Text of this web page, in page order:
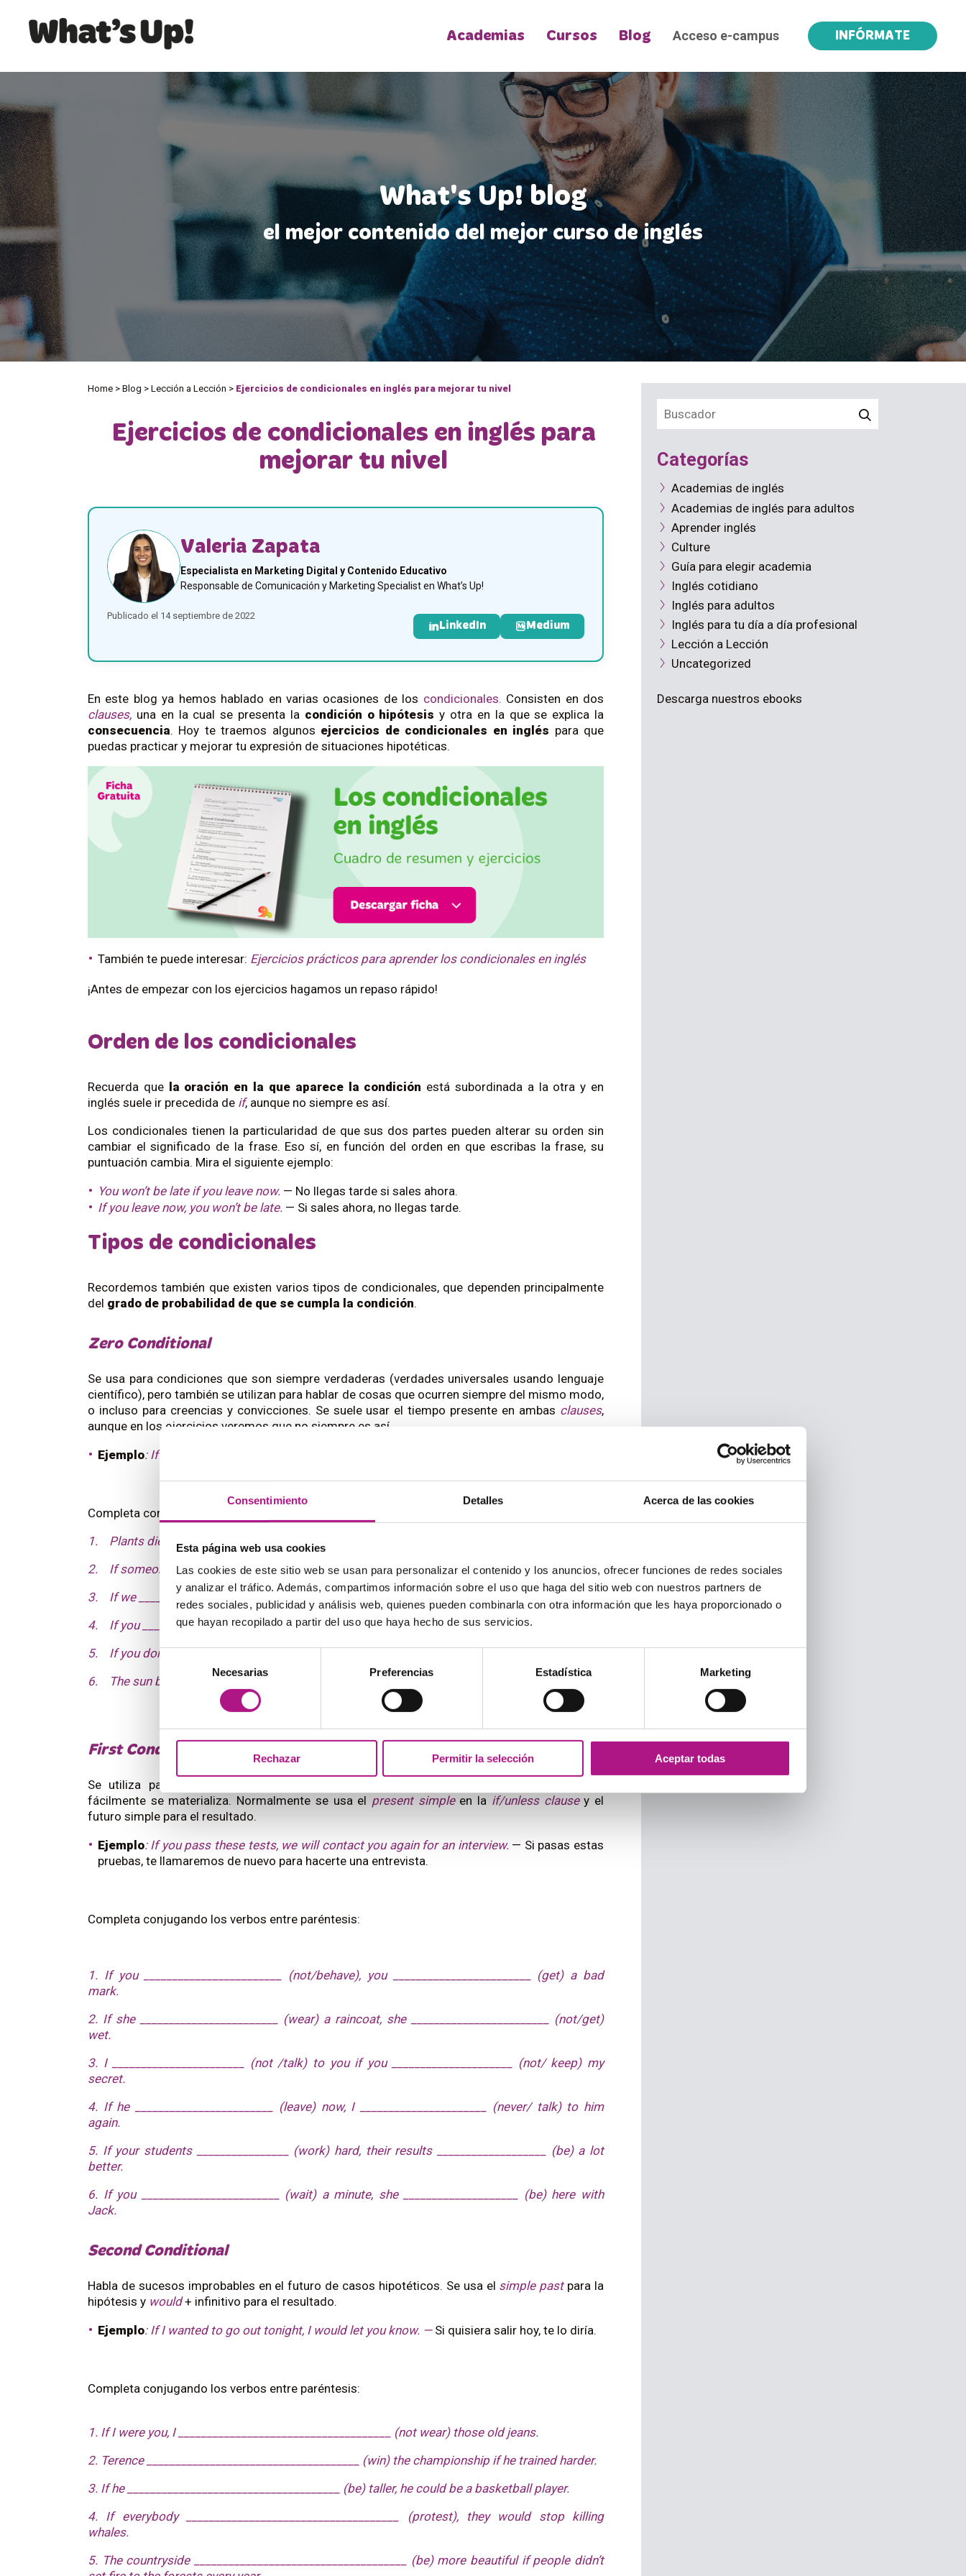
Consentimiento Detalles Acerca de las cookies
Esta página web usa cookies
Las cookies de este sitio web se usan para personalizar el contenido y los anuncios, ofrecer funciones de redes sociales
y analizar el tráfico. Además, compartimos información sobre el uso que haga del sitio web con nuestros partners de
redes sociales, publicidad y análisis web, quienes pueden combinarla con otra información que les haya proporcionado o
que hayan recopilado a partir del uso que haya hecho de sus servicios.
Selección
consentimiento
Necesarias Preferencias Estadística Marketing
Rechazar Permitir la selección Aceptar todas
Academias Cursos Blog Acceso e-campus INFÓRMATE
What's Up! blog
el mejor contenido del mejor curso de inglés
Home > Blog > Lección a Lección > Ejercicios de condicionales en inglés para mejorar tu nivel
Ejercicios de condicionales en inglés para
mejorar tu nivel
Valeria Zapata
Especialista en Marketing Digital y Contenido Educativo
Responsable de Comunicación y Marketing Specialist en What’s Up!
Publicado el 14 septiembre de 2022
LinkedIn Medium
En este blog ya hemos hablado en varias ocasiones de los condicionales. Consisten en dos
clauses, una en la cual se presenta la condición o hipótesis y otra en la que se explica la
consecuencia. Hoy te traemos algunos ejercicios de condicionales en inglés para que
puedas practicar y mejorar tu expresión de situaciones hipotéticas.
También te puede interesar: Ejercicios prácticos para aprender los condicionales en inglés
¡Antes de empezar con los ejercicios hagamos un repaso rápido!
Orden de los condicionales
Recuerda quela oración en la que aparece la condición está subordinada a la otra y en
inglés suele ir precedida de if, aunque no siempre es así.
Los condicionales tienen la particularidad de que sus dos partes pueden alterar su orden sin
cambiar el significado de la frase. Eso sí, en función del orden en que escribas la frase, su
puntuación cambia. Mira el siguiente ejemplo:
You won’t be late if you leave now.— No llegas tarde si sales ahora.
If you leave now, you won’t be late.— Si sales ahora, no llegas tarde.
Tipos de condicionales
Recordemos también que existen varios tipos de condicionales, que dependen principalmente
del grado de probabilidad de que se cumpla la condición.
Zero Conditional
Se usa para condiciones que son siempre verdaderas (verdades universales usando lenguaje
científico), pero también se utilizan para hablar de cosas que ocurren siempre del mismo modo,
o incluso para creencias y convicciones. Se suele usar el tiempo presente en ambas clauses,
aunque en los ejercicios veremos que no siempre es así.
Ejemplo: If you don’t drink water, you get
Completa conjugando los verbos entre paréntesis:
1. Plants die if they ________ (not/ get) enough water.
2. If someone enters the building, the alarm ________ (go) off.
3. If we ________(be) late for school, our teacher gets angry.
4. If you ________ (not / eat) enough, you get hungry.
5. If you don’t have a job, you ________(feel) useless.
6. The sun burns your skin if it ________(be) very hot.
First Conditional
Se utiliza para hacer predicciones que
fácilmente se materializa. Normalmente se usa el present simpleen la if/unless clausey el
futuro simple para el resultado.
Ejemplo: If you pass these tests, we will contact you again for an interview.— Si pasas estas
pruebas, te llamaremos de nuevo para hacerte una entrevista.
Completa conjugando los verbos entre paréntesis:
1. If you ________________________ (not/behave), you ________________________ (get) a bad
mark.
2. If she ________________________ (wear) a raincoat, she ________________________ (not/get)
wet.
3. I _______________________ (not /talk) to you if you _____________________ (not/ keep) my
secret.
4. If he ________________________ (leave) now, I ______________________ (never/ talk) to him
again.
5. If your students ________________ (work) hard, their results ___________________ (be) a lot
better.
6. If you ________________________ (wait) a minute, she ____________________ (be) here with
Jack.
Second Conditional
Habla de sucesos improbables en el futuro de casos hipotéticos. Se usa el simple pastpara la
hipótesis y would+ infinitivo para el resultado.
Ejemplo: If I wanted to go out tonight, I would let you know. — Si quisiera salir hoy, te lo diría.
Completa conjugando los verbos entre paréntesis:
1. If I were you, I _____________________________________ (not wear) those old jeans.
2. Terence _____________________________________ (win) the championship if he trained harder.
3. If he _____________________________________ (be) taller, he could be a basketball player.
4. If everybody _____________________________________ (protest), they would stop killing
whales.
5. The countryside _____________________________________ (be) more beautiful if people didn’t
Categorías
Academias de inglés
Academias de inglés para adultos
Aprender inglés
Culture
Guía para elegir academia
Inglés cotidiano
Inglés para adultos
Inglés para tu día a día profesional
Lección a Lección
Uncategorized
Descarga nuestros ebooks